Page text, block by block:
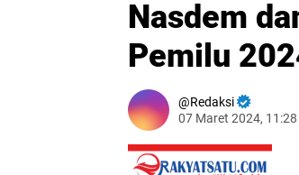
Nasdem
Pemilu
Redaksi
07 Maret 2024, 11:28